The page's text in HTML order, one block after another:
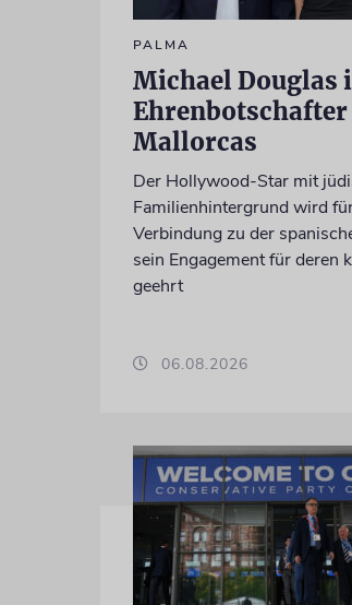
PALMA
Michael Douglas
Ehrenbotschafter
Mallorcas
Der Hollywood-Star mit
Familienhintergrund wird
Verbindung zu der
sein Engagement für deren
geehrt
06.08.2026